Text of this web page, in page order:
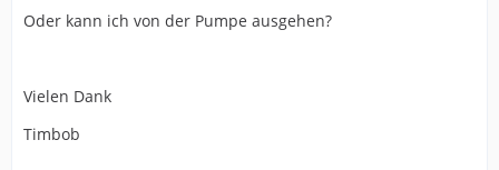
Oder kann ich von der Pumpe ausgehen?
Vielen Dank
Timbob